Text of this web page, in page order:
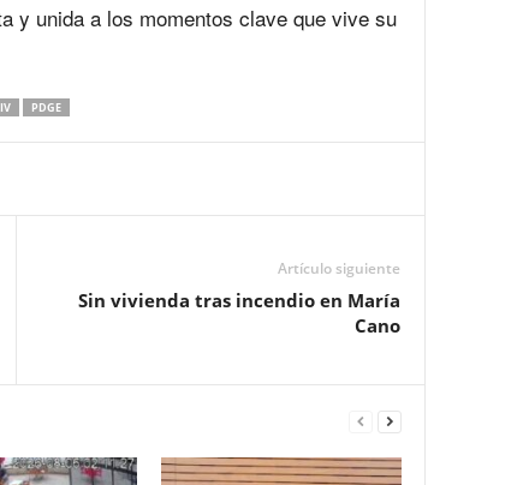
y unida a los momentos clave que vive su
PDGE
Artículo siguiente
Sin vivienda tras incendio en María
Cano